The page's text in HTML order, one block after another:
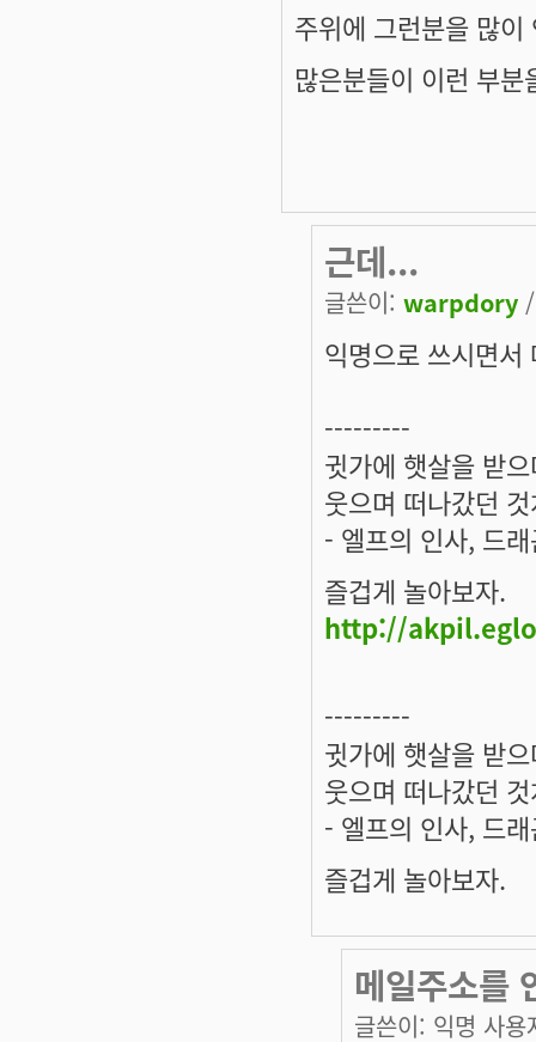
주위에 그런분을 많
많은분들이 이런 부
근데...
글쓴이: warpdory
익명으로 쓰시면
---------
귓가에 햇살을 받
웃으며 떠나갔던
- 엘프의 인사, 드
즐겁게 놀아보자.
http://
---------
귓가에 햇살을 받
웃으며 떠나갔던
- 엘프의 인사, 드
즐겁게 놀아보자.
메일주소를
글쓴이: 익명 사용